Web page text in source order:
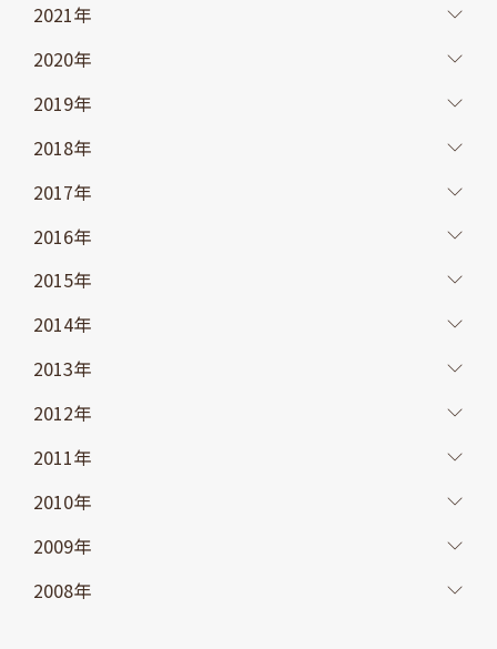
2021年
2020年
2019年
2018年
2017年
2016年
2015年
2014年
2013年
2012年
2011年
2010年
2009年
2008年